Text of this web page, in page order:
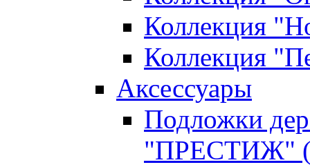
Коллекция
Коллекция
Аксессуары
Подложки
"ПРЕСТИЖ"